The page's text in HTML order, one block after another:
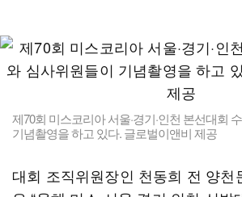
제70회 미스코리아 서울·경기·인천 본선대회
기념촬영을 하고 있다. 글로벌이앤비 제공
대회 조직위원장인 천동희 전 양천